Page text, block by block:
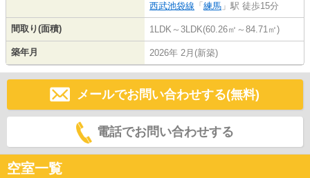
西武池袋線 「 練馬 」駅 徒歩15分
間取り(面積) 1LDK～3LDK(60.26㎡～84.71㎡)
築年月 2026年 2月(新築)
メールでお問い合わせする(無料)
電話でお問い合わせする
空室一覧